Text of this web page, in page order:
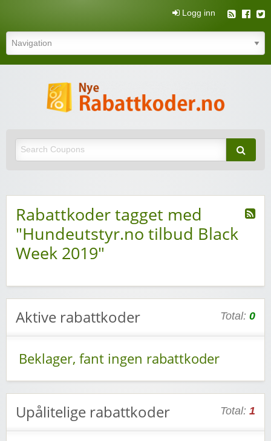
Logg inn
Rabattkoder tagget med
"Hundeutstyr.no tilbud Black
Week 2019"
Aktive rabattkoder Total: 0
Beklager, fant ingen rabattkoder
Upålitelige rabattkoder Total: 1